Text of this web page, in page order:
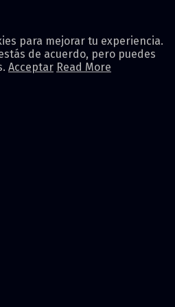
para mejorar tu experiencia.
de acuerdo, pero puedes
Acceptar Read More